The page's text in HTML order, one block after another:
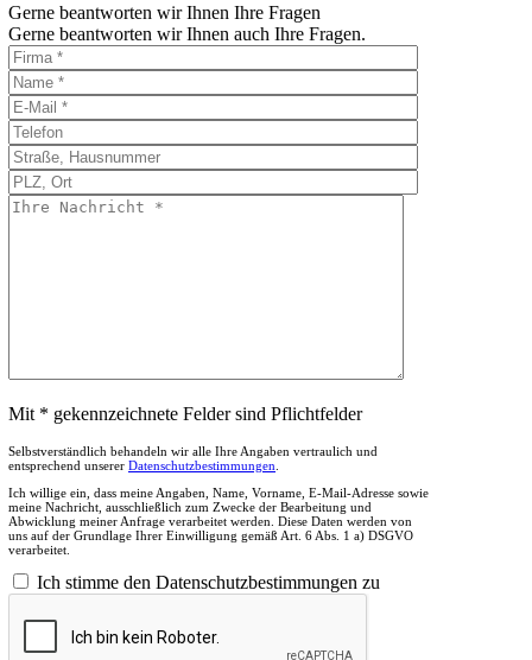
Gerne beantworten wir Ihnen Ihre Fragen
Gerne beantworten wir Ihnen auch Ihre Fragen.
Mit * gekennzeichnete Felder sind Pflichtfelder
Selbstverständlich behandeln wir alle Ihre Angaben vertraulich und
entsprechend unserer Datenschutzbestimmungen
Ich willige ein, dass meine Angaben, Name, Vorname, E-Mail-Adresse sowie
meine Nachricht, ausschließlich zum Zwecke der Bearbeitung und
Abwicklung meiner Anfrage verarbeitet werden. Diese Daten werden von
uns auf der Grundlage Ihrer Einwilligung gemäß Art. 6 Abs. 1 a) DSGVO
verarbeitet.
Ich stimme den Datenschutzbestimmungen zu